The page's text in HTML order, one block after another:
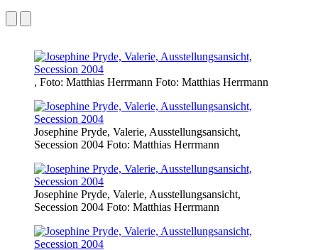
, Foto: Matthias Herrmann Foto: Matthias Herrmann
Josephine Pryde, Valerie, Ausstellungsansicht,
Secession 2004 Foto: Matthias Herrmann
Josephine Pryde, Valerie, Ausstellungsansicht,
Secession 2004 Foto: Matthias Herrmann